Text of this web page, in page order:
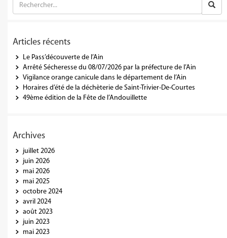
Articles récents
Le Pass’découverte de l’Ain
Arrêté Sécheresse du 08/07/2026 par la préfecture de l’Ain
Vigilance orange canicule dans le département de l’Ain
Horaires d’été de la déchèterie de Saint-Trivier-De-Courtes
49ème édition de la Fête de l’Andouillette
Archives
juillet 2026
juin 2026
mai 2026
mai 2025
octobre 2024
avril 2024
août 2023
juin 2023
mai 2023